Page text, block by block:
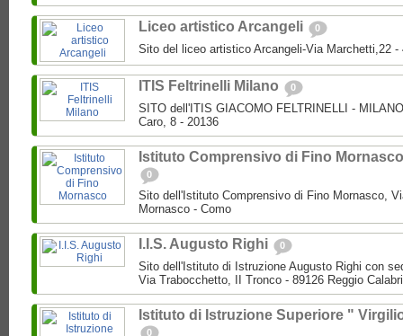
Liceo artistico Arcangeli 0
Sito del liceo artistico Arcangeli-Via Marchetti,22 -
ITIS Feltrinelli Milano 0
SITO dell'ITIS GIACOMO FELTRINELLI -
Caro, 8 - 20136
Istituto Comprensivo di Fino Mornasco
0
Sito dell'Istituto Comprensivo di Fino Mornasco,
Mornasco - Como
I.I.S. Augusto Righi 0
Sito dell'Istituto di Istruzione Augusto Righi con
Via Trabocchetto, II Tronco - 89126 Reggio
Istituto di Istruzione Superiore "
0